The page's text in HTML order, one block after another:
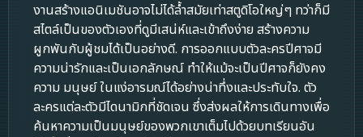
งานสร้างแอนิเมชันอาจไม่ได้ล้ำสมัยเท่าสตูดิโอใหญ่ๆ ทว่าก็มี
สไตล์เป็นของตัวเองที่ดูมีเสน่ห์และเข้าถึงง่าย สร้างความ
ผูกพันกับผู้ชมได้เป็นอย่างดี. การออกแบบตัวละครปีศาจมี
ความน่ารักและเป็นเอกลักษณ์ ทำให้แม้จะเป็นปีศาจก็ยังคง
ความ มนุษย์ ในแง่อารมณ์ได้อย่างน่าทึ่งและประทับใจ. ตัว
ละครแต่ละตัวมีไดนามิกที่ชัดเจน ซึ่งส่งผลให้การเดินทางเพื่อ
ค้นหาความเป็นมนุษย์ของพวกเขาเต็มไปด้วยบทเรียนอัน